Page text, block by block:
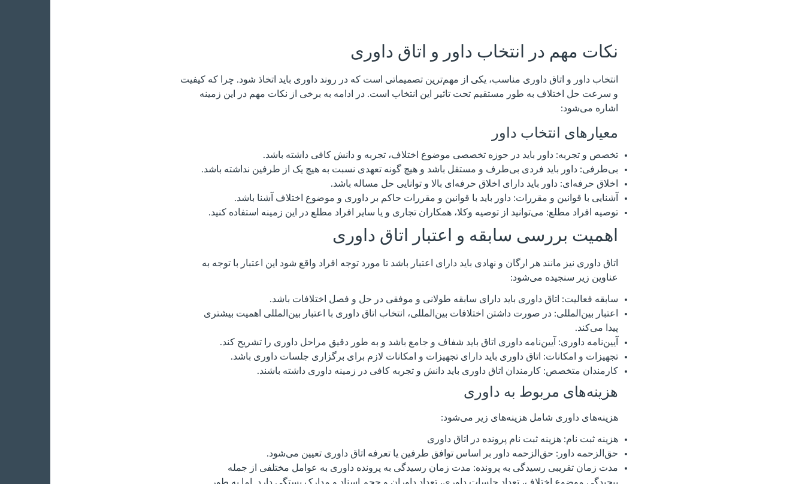
نکات مهم در انتخاب داور و اتاق داوری
انتخاب داور و اتاق داوری مناسب، یکی از مهم‌ترین تصمیماتی است که در روند داوری باید اتخاذ شود. چرا که کیفیت
و سرعت حل اختلاف به طور مستقیم تحت تاثیر این انتخاب است. در ادامه به برخی از نکات مهم در این زمینه
اشاره می‌شود:
معیارهای انتخاب داور
تخصص و تجربه: داور باید در حوزه تخصصی موضوع اختلاف، تجربه و دانش کافی داشته باشد.
بی‌طرفی: داور باید فردی بی‌طرف و مستقل باشد و هیچ گونه تعهدی نسبت به هیچ یک از طرفین نداشته باشد.
اخلاق حرفه‌ای: داور باید دارای اخلاق حرفه‌ای بالا و توانایی حل مساله باشد.
آشنایی با قوانین و مقررات: داور باید با قوانین و مقررات حاکم بر داوری و موضوع اختلاف آشنا باشد.
توصیه افراد مطلع: می‌توانید از توصیه وکلا، همکاران تجاری و یا سایر افراد مطلع در این زمینه استفاده کنید.
اهمیت بررسی سابقه و اعتبار اتاق داوری
اتاق داوری نیز مانند هر ارگان و نهادی باید دارای اعتبار باشد تا مورد توجه افراد واقع شود این اعتبار با توجه به
عناوین زیر سنجیده می‌شود:
سابقه فعالیت: اتاق داوری باید دارای سابقه طولانی و موفقی در حل و فصل اختلافات باشد.
اعتبار بین‌المللی: در صورت داشتن اختلافات بین‌المللی، انتخاب اتاق داوری با اعتبار بین‌المللی اهمیت بیشتری
پیدا می‌کند.
آیین‌نامه داوری: آیین‌نامه داوری اتاق باید شفاف و جامع باشد و به طور دقیق مراحل داوری را تشریح کند.
تجهیزات و امکانات: اتاق داوری باید دارای تجهیزات و امکانات لازم برای برگزاری جلسات داوری باشد.
کارمندان متخصص: کارمندان اتاق داوری باید دانش و تجربه کافی در زمینه داوری داشته باشند.
هزینه‌های مربوط به داوری
هزینه‌های داوری شامل هزینه‌های زیر می‌شود:
هزینه ثبت نام: هزینه ثبت نام پرونده در اتاق داوری
حق‌الزحمه داور: حق‌الزحمه داور بر اساس توافق طرفین یا تعرفه اتاق داوری تعیین می‌شود.
مدت زمان تقریبی رسیدگی به پرونده: مدت زمان رسیدگی به پرونده داوری به عوامل مختلفی از جمله